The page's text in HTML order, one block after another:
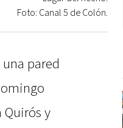
Foto: Canal 5 de Colón.
pared
Quirós y